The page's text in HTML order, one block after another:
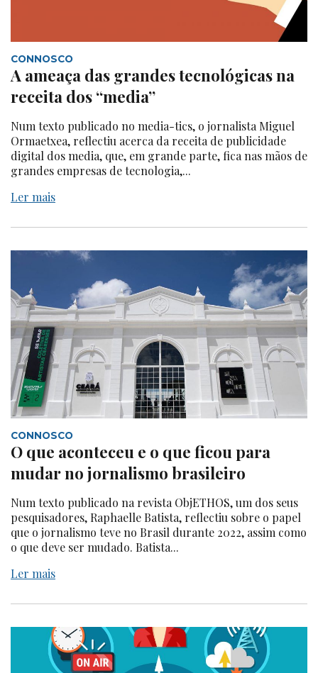
CONNOSCO
A ameaça das grandes tecnológicas na
receita dos “media”
Num texto publicado no media-tics, o jornalista Miguel
Ormaetxea, reflectiu acerca da receita de publicidade
digital dos media, que, em grande parte, fica nas mãos de
grandes empresas de tecnologia,...
Ler mais
CONNOSCO
O que aconteceu e o que ficou para
mudar no jornalismo brasileiro
Num texto publicado na revista ObjETHOS, um dos seus
pesquisadores, Raphaelle Batista, reflectiu sobre o papel
que o jornalismo teve no Brasil durante 2022, assim como
o que deve ser mudado. Batista...
Ler mais